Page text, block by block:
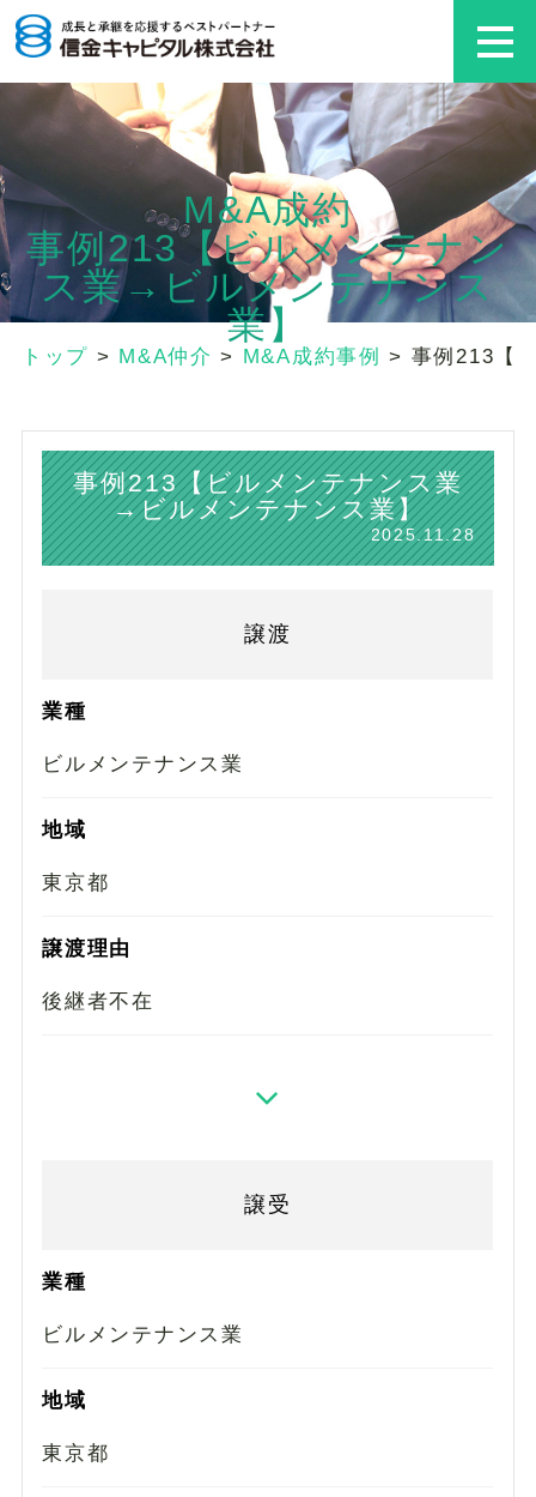
M&A成約
事例213【ビルメンテナン
ス業→ビルメンテナンス
業】
トップ > M&A仲介 > M&A成約事例 > 事例213【
事例213【ビルメンテナンス業
→ビルメンテナンス業】
2025.11.28
譲渡
業種
ビルメンテナンス業
地域
東京都
譲渡理由
後継者不在
譲受
業種
ビルメンテナンス業
地域
東京都